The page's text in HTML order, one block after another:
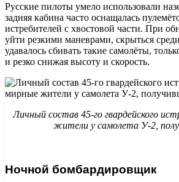
Русские пилоты умело использовали
задняя кабина часто оснащалась
истребителей с хвостовой части. При
уйти резкими маневрами, скрыться
удавалось сбивать такие самолёты,
и резко снижая высоту и скорость.
Личный состав 45-го гвардейского
жители у самолета У-2,
Ночной бомбардировщик